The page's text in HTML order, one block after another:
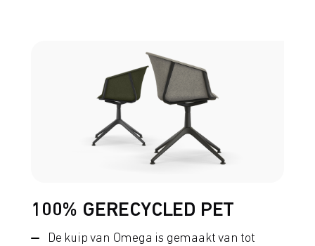
100% GERECYCLED PET
De kuip van Omega is gemaakt van tot